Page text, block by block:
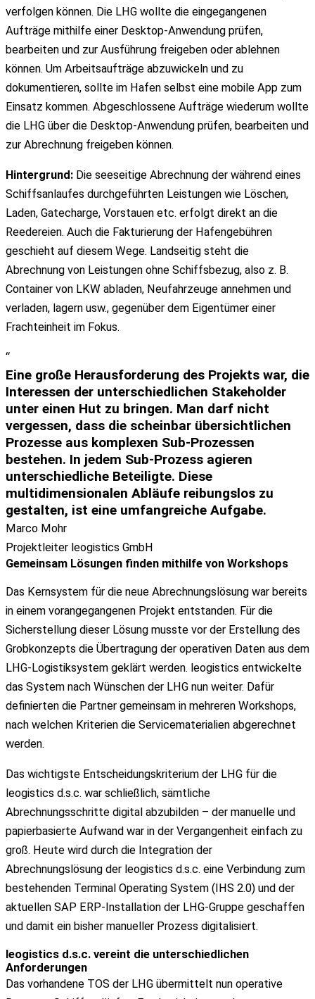
verfolgen können. Die LHG wollte die eingegangenen
Aufträge mithilfe einer Desktop-Anwendung prüfen,
bearbeiten und zur Ausführung freigeben oder ablehnen
können. Um Arbeitsaufträge abzuwickeln und zu
dokumentieren, sollte im Hafen selbst eine mobile App zum
Einsatz kommen. Abgeschlossene Aufträge wiederum wollte
die LHG über die Desktop-Anwendung prüfen, bearbeiten und
zur Abrechnung freigeben können.
Hintergrund: Die seeseitige Abrechnung der während eines
Schiffsanlaufes durchgeführten Leistungen wie Löschen,
Laden, Gatecharge, Vorstauen etc. erfolgt direkt an die
Reedereien. Auch die Fakturierung der Hafengebühren
geschieht auf diesem Wege. Landseitig steht die
Abrechnung von Leistungen ohne Schiffsbezug, also z. B.
Container von LKW abladen, Neufahrzeuge annehmen und
verladen, lagern usw., gegenüber dem Eigentümer einer
Frachteinheit im Fokus.
“
Eine große Herausforderung des Projekts war, die
Interessen der unterschiedlichen Stakeholder
unter einen Hut zu bringen. Man darf nicht
vergessen, dass die scheinbar übersichtlichen
Prozesse aus komplexen Sub-Prozessen
bestehen. In jedem Sub-Prozess agieren
unterschiedliche Beteiligte. Diese
multidimensionalen Abläufe reibungslos zu
gestalten, ist eine umfangreiche Aufgabe.
Marco Mohr
Projektleiter leogistics GmbH
Gemeinsam Lösungen finden mithilfe von Workshops
Das Kernsystem für die neue Abrechnungslösung war bereits
in einem vorangegangenen Projekt entstanden. Für die
Sicherstellung dieser Lösung musste vor der Erstellung des
Grobkonzepts die Übertragung der operativen Daten aus dem
LHG-Logistiksystem geklärt werden. leogistics entwickelte
das System nach Wünschen der LHG nun weiter. Dafür
definierten die Partner gemeinsam in mehreren Workshops,
nach welchen Kriterien die Servicematerialien abgerechnet
werden.
Das wichtigste Entscheidungskriterium der LHG für die
leogistics d.s.c. war schließlich, sämtliche
Abrechnungsschritte digital abzubilden – der manuelle und
papierbasierte Aufwand war in der Vergangenheit einfach zu
groß. Heute wird durch die Integration der
Abrechnungslösung der leogistics d.s.c. eine Verbindung zum
bestehenden Terminal Operating System (IHS 2.0) und der
aktuellen SAP ERP-Installation der LHG-Gruppe geschaffen
und damit ein bisher manueller Prozess digitalisiert.
leogistics d.s.c. vereint die unterschiedlichen
Anforderungen
Das vorhandene TOS der LHG übermittelt nun operative